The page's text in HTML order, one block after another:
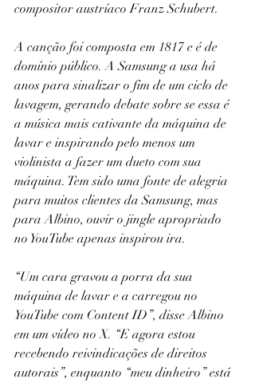
compositor austríaco Franz Schubert.
A canção foi composta em 1817 e é de
domínio público. A Samsung a usa há
anos para sinalizar o fim de um ciclo de
lavagem, gerando debate sobre se essa é
a música mais cativante da máquina de
lavar e inspirando pelo menos um
violinista a fazer um dueto com sua
máquina. Tem sido uma fonte de alegria
para muitos clientes da Samsung, mas
para Albino, ouvir o jingle apropriado
no YouTube apenas inspirou ira.
“Um cara gravou a porra da sua
máquina de lavar e a carregou no
YouTube com Content ID”, disse Albino
em um vídeo no X. “E agora estou
recebendo reivindicações de direitos
autorais”, enquanto “meu dinheiro” está